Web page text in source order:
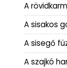
A
A sisakos
A sisegő
A szajkó